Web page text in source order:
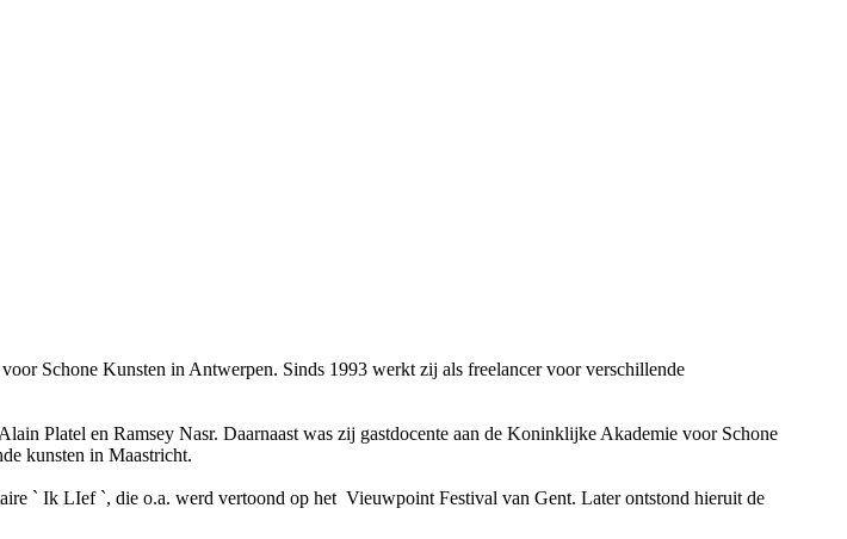
Schone Kunsten in Antwerpen. Sinds 1993 werkt zij als freelancer voor verschillende
Platel en Ramsey Nasr. Daarnaast was zij gastdocente aan de Koninklijke Akademie voor Schone
kunsten in Maastricht.
` Ik LIef `, die o.a. werd vertoond op het Vieuwpoint Festival van Gent. Later ontstond hieruit de